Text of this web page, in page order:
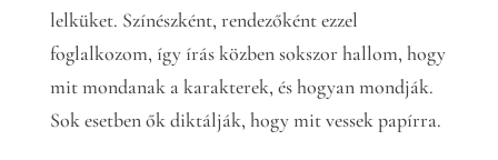
lelküket. Színészként, rendezőként ezzel
foglalkozom, így írás közben sokszor hallom, hogy
mit mondanak a karakterek, és hogyan mondják.
Sok esetben ők diktálják, hogy mit vessek papírra.